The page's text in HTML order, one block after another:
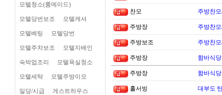
모텔청소(룸메이드)
모텔당번보조 모텔캐셔
모텔베팅 모텔당번
모텔주차보조 모텔지배인
숙박업조리 모텔욕실청소
모텔세탁 모텔주방이모
일당/시급 게스트하우스
찬모 주방찬
주방장 주방찬
주방보조 주방찬
주방장 함바식
주방장 함바식
홀서빙 대부도